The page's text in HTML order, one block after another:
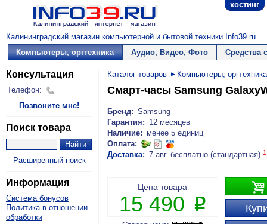
хостинг
Калининградский магазин компьютерной и бытовой техники Info39.ru
Компьютеры, оргтехника
Аудио, Видео, Фото Средства
Консультация
Телефон:
Позвоните мне!
Поиск товара
Расширенный поиск
Информация
Система бонусов
Политика в отношении
обработки
Каталог товаров Компьютеры, оргтехника
Смарт-часы Samsung
Бренд: Samsung
Гарантия: 12 месяцев
Наличие: менее 5 единиц
Оплата:
Доставка: 7 авг. бесплатно (стандартная) 1

Цена товара
15 490 P